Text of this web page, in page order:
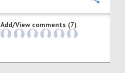
Add/View comments (7)